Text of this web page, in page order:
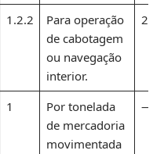
1.2.2
Para operação
de cabotagem
ou navegação
interior.
1
Por tonelada
de mercadoria
movimentada
—